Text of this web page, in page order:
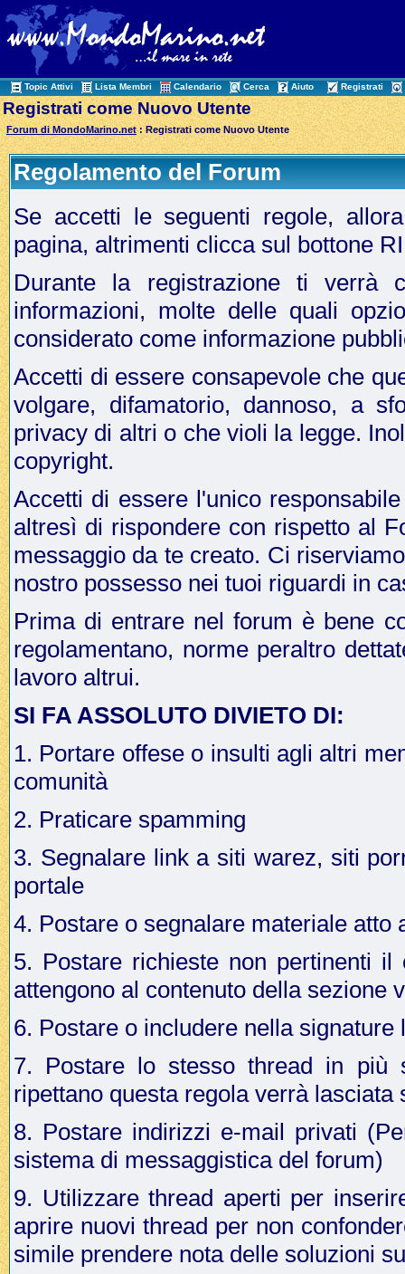
Topic Attivi Lista Membri Calendario Cerca Aiuto Registrati
Registrati come Nuovo Utente
Forum di MondoMarino.net : Registrati come Nuovo Utente
Regolamento del Forum
Se accetti le seguenti regole,
pagina, altrimenti clicca sul bottone
Durante la registrazione ti verrà
informazioni, molte delle quali
considerato come informazione
Accetti di essere consapevole che
volgare, difamatorio, dannoso, a
privacy di altri o che violi la legge.
copyright.
Accetti di essere l'unico
altresì di rispondere con rispetto al
messaggio da te creato. Ci
nostro possesso nei tuoi riguardi in
Prima di entrare nel forum è bene
regolamentano, norme peraltro
lavoro altrui.
SI FA ASSOLUTO DIVIETO DI:
1. Portare offese o insulti agli altri
comunità
2. Praticare spamming
3. Segnalare link a siti warez, siti
portale
4. Postare o segnalare materiale
5. Postare richieste non pertinenti
attengono al contenuto della sezione
6. Postare o includere nella
7. Postare lo stesso thread in più
ripettano questa regola verrà lasciata
8. Postare indirizzi e-mail privati
sistema di messaggistica del forum)
9. Utilizzare thread aperti per
aprire nuovi thread per non
simile prendere nota delle soluzioni